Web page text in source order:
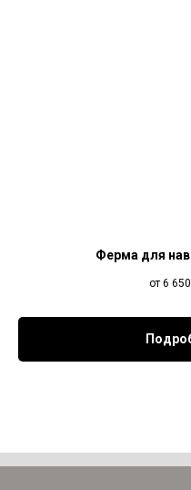
Ферма для
от 6 650